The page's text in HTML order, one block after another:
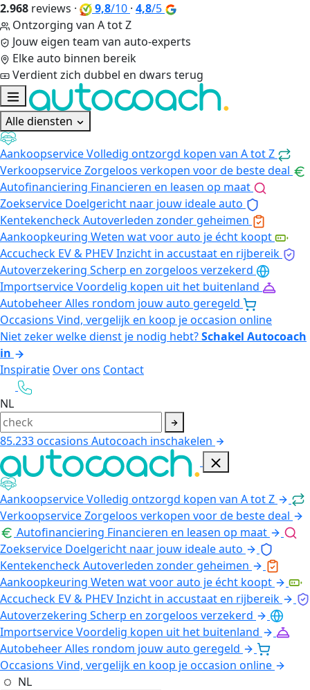
2.968 reviews · 9,8/10 · 4,8/5
Ontzorging van A tot Z
Jouw eigen team van auto-experts
Elke auto binnen bereik
Verdient zich dubbel en dwars terug
Alle diensten
AankoopserviceVolledig ontzorgd kopen van A tot Z
VerkoopserviceZorgeloos verkopen voor de beste deal
Autofinanciering Financieren en leasen op maat
Zoekservice Doelgericht naar jouw ideale auto
KentekencheckAutoverleden zonder geheimen
Aankoopkeuring Weten wat voor auto je écht koopt
Accucheck EV & PHEVInzicht in accustaat en rijbereik
Autoverzekering Scherp en zorgeloos verzekerd
ImportserviceVoordelig kopen uit het buitenland
AutobeheerAlles rondom jouw auto geregeld
Occasions Vind, vergelijk en koop je occasion online
Niet zeker welke dienst je nodig hebt?Schakel Autocoach
in
Inspiratie Over ons Contact
NL
85.233occasions Autocoach inschakelen
AankoopserviceVolledig ontzorgd kopen van A tot Z
VerkoopserviceZorgeloos verkopen voor de beste deal
Autofinanciering Financieren en leasen op maat
Zoekservice Doelgericht naar jouw ideale auto
KentekencheckAutoverleden zonder geheimen
Aankoopkeuring Weten wat voor auto je écht koopt
Accucheck EV & PHEVInzicht in accustaat en rijbereik
Autoverzekering Scherp en zorgeloos verzekerd
ImportserviceVoordelig kopen uit het buitenland
AutobeheerAlles rondom jouw auto geregeld
Occasions Vind, vergelijk en koop je occasion online
NL